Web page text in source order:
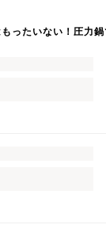
ったいない！圧力